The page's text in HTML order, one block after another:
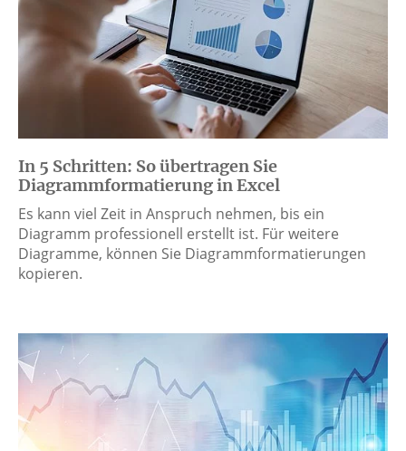
In 5 Schritten: So übertragen Sie
Diagrammformatierung in Excel
Es kann viel Zeit in Anspruch nehmen, bis ein
Diagramm professionell erstellt ist. Für weitere
Diagramme, können Sie Diagrammformatierungen
kopieren.